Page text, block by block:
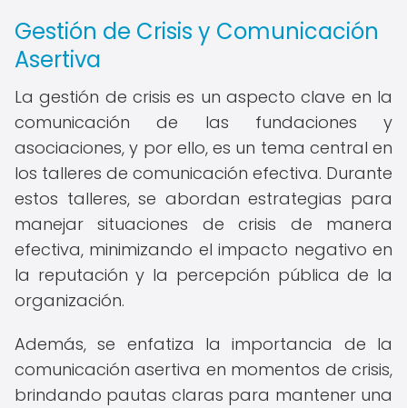
Gestión de Crisis y Comunicación
Asertiva
La gestión de crisis es un aspecto clave en la
comunicación de las fundaciones y
asociaciones, y por ello, es un tema central en
los talleres de comunicación efectiva. Durante
estos talleres, se abordan estrategias para
manejar situaciones de crisis de manera
efectiva, minimizando el impacto negativo en
la reputación y la percepción pública de la
organización.
Además, se enfatiza la importancia de la
comunicación asertiva en momentos de crisis,
brindando pautas claras para mantener una